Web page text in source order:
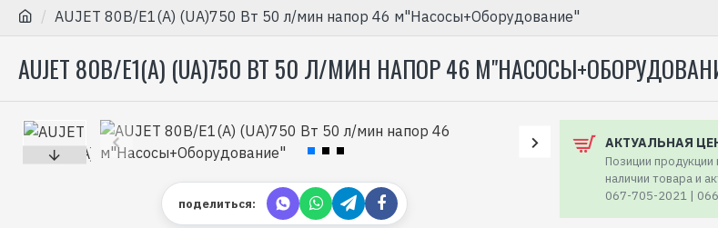
AUJET 80B/E1(А) (UA)750 Вт 50 л/мин напор 46 м"Насосы+Оборудование"
AUJET 80B/E1(А) (UA)750 ВТ 50 Л/МИН НАПОР 46
поделиться:
АКТУАЛЬНАЯ
Позиции
наличии товара и
067-705-2021 |